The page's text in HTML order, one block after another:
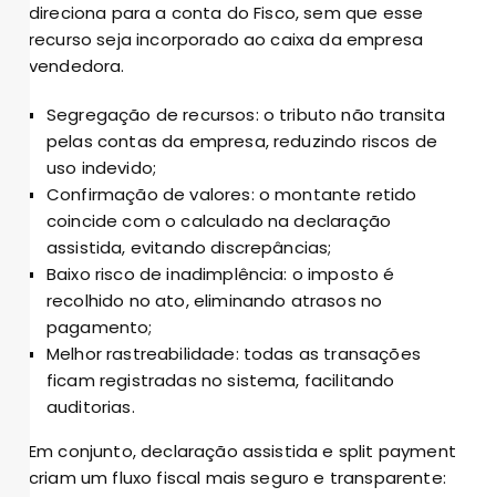
direciona para a conta do Fisco, sem que esse
recurso seja incorporado ao caixa da empresa
vendedora.
Segregação de recursos: o tributo não transita
pelas contas da empresa, reduzindo riscos de
uso indevido;
Confirmação de valores: o montante retido
coincide com o calculado na declaração
assistida, evitando discrepâncias;
Baixo risco de inadimplência: o imposto é
recolhido no ato, eliminando atrasos no
pagamento;
Melhor rastreabilidade: todas as transações
ficam registradas no sistema, facilitando
auditorias.
Em conjunto, declaração assistida e split payment
criam um fluxo fiscal mais seguro e transparente: